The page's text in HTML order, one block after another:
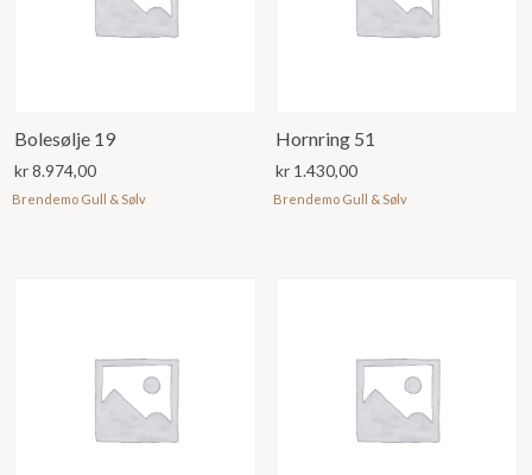
Bolesølje 19
kr8.974,00
Brendemo Gull & Sølv
Hornring 51
kr 1.430,00
Brendemo Gull & Sølv